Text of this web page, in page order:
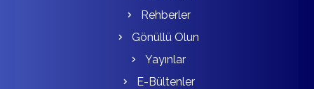
Rehberler
Gönüllü Olun
Yayınlar
E-Bültenler